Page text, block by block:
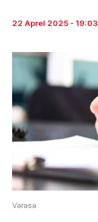
22 Aprel 2025 - 19:03
Vərəsə